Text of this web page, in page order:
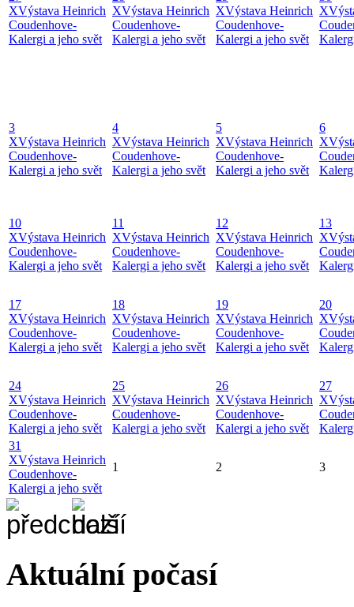
XVýstava Heinrich
Coudenhove-
Kalergi a jeho svět
XVýstava Heinrich
Coudenhove-
Kalergi a jeho svět
XVýstava Heinrich
Coudenhove-
Kalergi a jeho svět
X
3
XVýstava Heinrich
Coudenhove-
Kalergi a jeho svět
4
XVýstava Heinrich
Coudenhove-
Kalergi a jeho svět
5
XVýstava Heinrich
Coudenhove-
Kalergi a jeho svět
6
X
10
XVýstava Heinrich
Coudenhove-
Kalergi a jeho svět
11
XVýstava Heinrich
Coudenhove-
Kalergi a jeho svět
12
XVýstava Heinrich
Coudenhove-
Kalergi a jeho svět
13
X
17
XVýstava Heinrich
Coudenhove-
Kalergi a jeho svět
18
XVýstava Heinrich
Coudenhove-
Kalergi a jeho svět
19
XVýstava Heinrich
Coudenhove-
Kalergi a jeho svět
20
X
24
XVýstava Heinrich
Coudenhove-
Kalergi a jeho svět
25
XVýstava Heinrich
Coudenhove-
Kalergi a jeho svět
26
XVýstava Heinrich
Coudenhove-
Kalergi a jeho svět
27
X
31
XVýstava Heinrich
Coudenhove-
Kalergi a jeho svět
1 2 3
Aktuální počasí